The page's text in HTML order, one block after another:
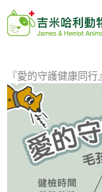
容
『愛的守護健康同